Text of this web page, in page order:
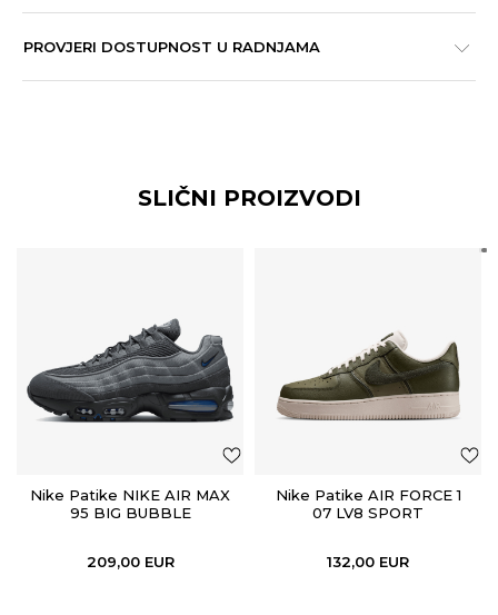
PROVJERI DOSTUPNOST U RADNJAMA
SLIČNI PROIZVODI
Nike Patike NIKE AIR MAX
95 BIG BUBBLE
209,00 EUR
Nike Patike AIR FORCE 1
07 LV8 SPORT
132,00 EUR